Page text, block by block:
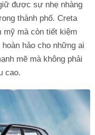
được sự nhẹ nhàng
thành phố. Creta
mỹ mà còn tiết kiệm
hảo cho những ai
mẽ mà không phải
cao.